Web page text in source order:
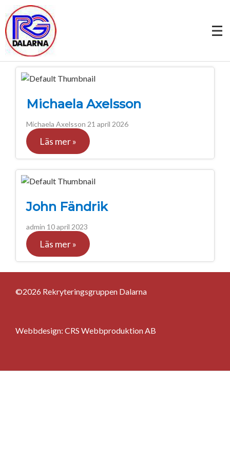
Michaela Axelsson
Michaela Axelsson 21 april 2026
Läs mer »
John Fändrik
admin 10 april 2023
Läs mer »
©2026 Rekryteringsgruppen Dalarna
Webbdesign: CRS Webbproduktion AB